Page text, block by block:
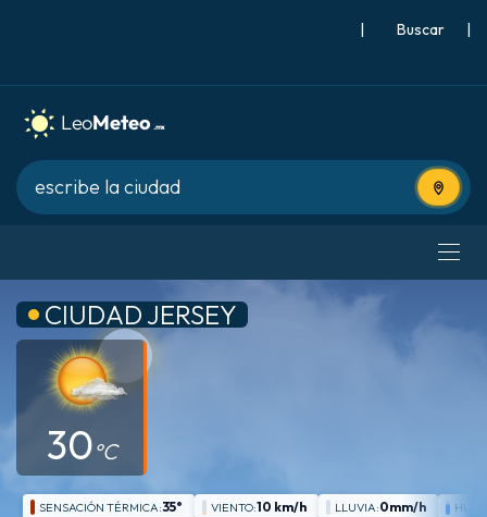
| |
Usa tu
CIUDAD JERSEY
30°C
SENSACIÓN TÉRMICA:35° VIENTO:10 km/h LLUVIA:0mm/h